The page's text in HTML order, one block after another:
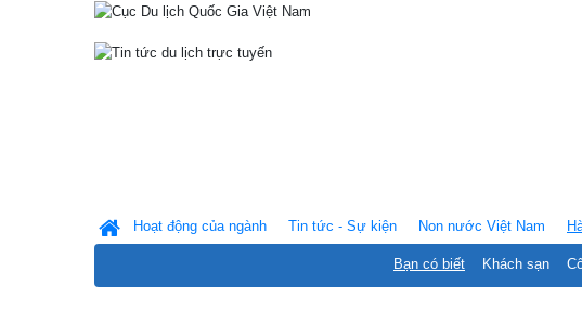
Hoạt động của ngành Tin tức - Sự kiện Non nước Việt Nam
Bạn có biết Khách sạn